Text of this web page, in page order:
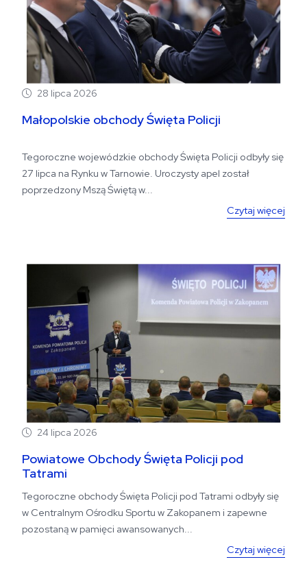
28 lipca 2026
Małopolskie obchody Święta Policji
Tegoroczne wojewódzkie obchody Święta Policji odbyły się
27 lipca na Rynku w Tarnowie. Uroczysty apel został
poprzedzony Mszą Świętą w...
Czytaj więcej
24 lipca 2026
Powiatowe Obchody Święta Policji pod
Tatrami
Tegoroczne obchody Święta Policji pod Tatrami odbyły się
w Centralnym Ośrodku Sportu w Zakopanem i zapewne
pozostaną w pamięci awansowanych...
Czytaj więcej